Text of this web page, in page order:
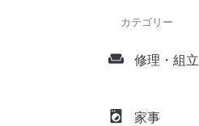
カテゴリー
weekend 修理・組立
local_laundry_service 家事